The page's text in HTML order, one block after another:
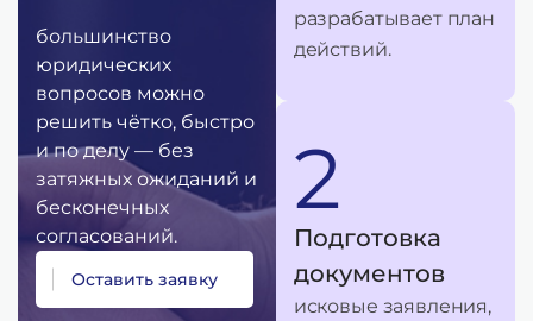
большинство
юридических
вопросов можно
решить чётко, быстро
и по делу — без
затяжных ожиданий и
бесконечных
согласований.
Оставить заявку
разрабатывает план
действий.
2
Подготовка
документов
исковые заявления,